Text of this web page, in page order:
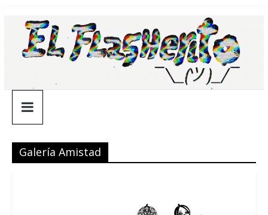
contenido
¯\_(ツ)_/
¯
Galería Amistad